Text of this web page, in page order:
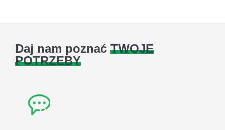
Daj nam poznać TWOJE
POTRZEBY